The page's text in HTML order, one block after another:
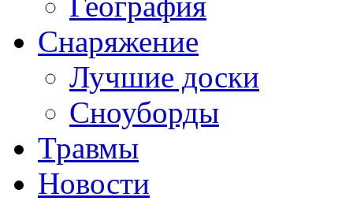
Снаряжение
Лучшие доски
Сноуборды
Травмы
Новости